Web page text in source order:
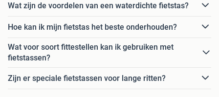
Wat zijn de voordelen van een waterdichte fietstas?
Hoe kan ik mijn fietstas het beste onderhouden?
Wat voor soort fittestellen kan ik gebruiken met
fietstassen?
Zijn er speciale fietstassen voor lange ritten?